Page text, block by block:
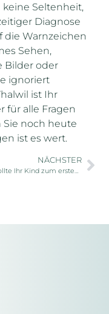
Seltenheit,
Diagnose
die Warnzeichen
Sehen,
Bilder oder
ignoriert
ist Ihr
für alle Fragen
Sie noch heute
ist es wert.
NÄCHSTER
Wann sollte Ihr Kind zum ersten Mal zum Kinderaugenarzt?